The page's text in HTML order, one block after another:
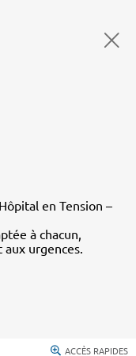
en Tension –
à chacun,
urgences.
ACCÈS RAPIDES